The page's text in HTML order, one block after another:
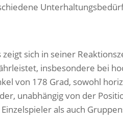
sich in seiner
insbesondere bei
von 178 Grad, sowohl
unabhängig von der
als auch